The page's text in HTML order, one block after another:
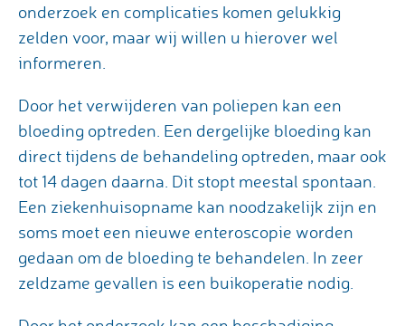
onderzoek en complicaties komen gelukkig
zelden voor, maar wij willen u hierover wel
informeren.
Door het verwijderen van poliepen kan een
bloeding optreden. Een dergelijke bloeding kan
direct tijdens de behandeling optreden, maar ook
tot 14 dagen daarna. Dit stopt meestal spontaan.
Een ziekenhuisopname kan noodzakelijk zijn en
soms moet een nieuwe enteroscopie worden
gedaan om de bloeding te behandelen. In zeer
zeldzame gevallen is een buikoperatie nodig.